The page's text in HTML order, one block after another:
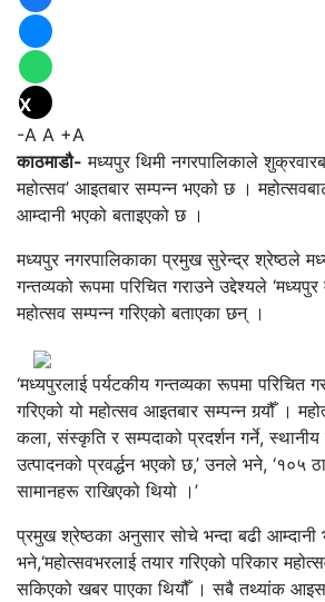
X
-A A +A
काठमाडौ- मध्यपुर थिमी नगरपालिकाले
महोत्सव’ आइतबार सम्पन्न भएको छ ।
आम्दानी भएको बताइएको छ ।
मध्यपुर नगरपालिकाका प्रमुख सुरेन्द्र श्रेष्ठले
गन्तव्यको रूपमा परिचित गराउने उद्देश्यले
महोत्सव सम्पन्न गरिएको बताएका छन् ।
‘मध्यपुरलाई पर्यटकीय गन्तव्यका रूपमा परिचित
गरिएको यो महोत्सव आइतबार सम्पन्न गर्‍यौँ ।
कला, संस्कृति र सम्पदाको प्रदर्शन गर्ने,
उत्पादनको प्रवर्द्धन भएको छ,’ उनले भने, ‘१०५
सामानहरू राखिएको थियो ।’
प्रमुख श्रेष्ठका अनुसार सोचे भन्दा बढी
भने,‘महोत्सवभरलाई तयार गरिएको परिकार
सकिएको खबर पाएका थियौँ । सबै तथ्यांक